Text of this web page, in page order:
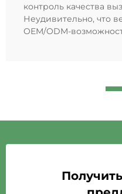
контроль качества
Неудивительно, что
OEM/ODM-